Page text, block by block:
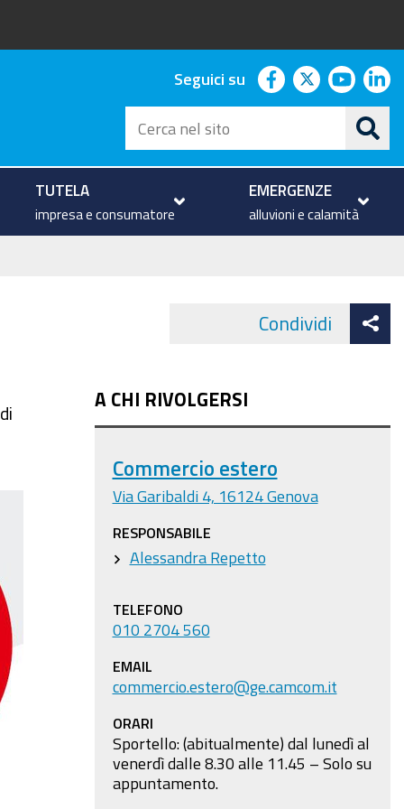
Seguici su facebook
twitter
Cerca
nel
sito
TUTELA
impresa e consumatore
EMERGENZE
alluvioni e calamità
Condividi
A CHI RIVOLGERSI
Commercio estero
Via Garibaldi 4, 16124 Genova
RESPONSABILE
Alessandra Repetto
TELEFONO
010 2704 560
EMAIL
commercio.estero@ge.camcom.it
ORARI
Sportello: (abitualmente) dal lunedì al
venerdì dalle 8.30 alle 11.45 – Solo su
appuntamento.